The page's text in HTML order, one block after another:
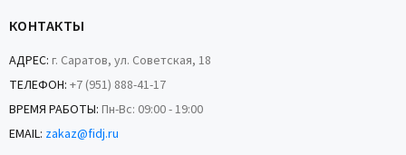
КОНТАКТЫ
АДРЕС: г. Саратов, ул. Советская, 18
ТЕЛЕФОН: +7 (951) 888-41-17
ВРЕМЯ РАБОТЫ: Пн-Вс: 09:00 - 19:00
EMAIL: zakaz@fidj.ru